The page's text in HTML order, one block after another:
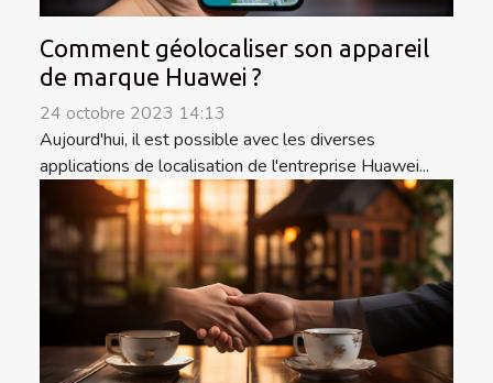
Comment géolocaliser son appareil
de marque Huawei ?
24 octobre 2023 14:13
Aujourd'hui, il est possible avec les diverses
applications de localisation de l'entreprise Huawei...